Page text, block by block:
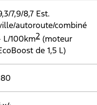
7,9/8,7 Est.
autoroute/combiné
L/100km2 (moteur
de 1,5 L)